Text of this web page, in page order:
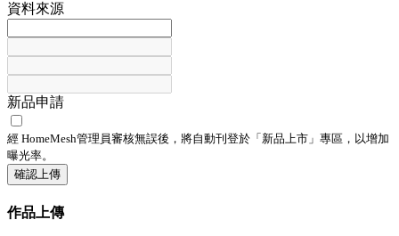
資料來源
新品申請
經 HomeMesh管理員審核無誤後，將自動刊登於「 新品上市 」專區，以增加
曝光率。
確認上傳
作品上傳